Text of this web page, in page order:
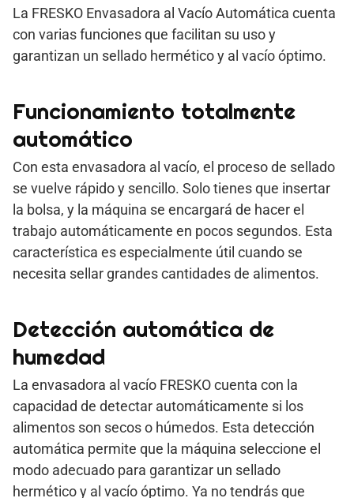
La FRESKO Envasadora al Vacío Automática cuenta
con varias funciones que facilitan su uso y
garantizan un sellado hermético y al vacío óptimo.
Funcionamiento totalmente
automático
Con esta envasadora al vacío, el proceso de sellado
se vuelve rápido y sencillo. Solo tienes que insertar
la bolsa, y la máquina se encargará de hacer el
trabajo automáticamente en pocos segundos. Esta
característica es especialmente útil cuando se
necesita sellar grandes cantidades de alimentos.
Detección automática de
humedad
La envasadora al vacío FRESKO cuenta con la
capacidad de detectar automáticamente si los
alimentos son secos o húmedos. Esta detección
automática permite que la máquina seleccione el
modo adecuado para garantizar un sellado
hermético y al vacío óptimo. Ya no tendrás que